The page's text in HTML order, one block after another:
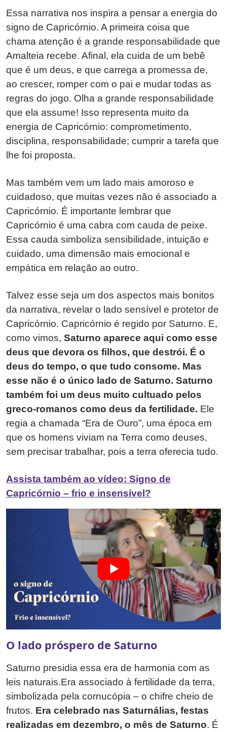
Essa narrativa nos inspira a pensar a energia do
signo de Capricórnio. A primeira coisa que
chama atenção é a grande responsabilidade que
Amalteia recebe. Afinal, ela cuida de um bebê
que é um deus, e que carrega a promessa de,
ao crescer, romper com o pai e mudar todas as
regras do jogo. Olha a grande responsabilidade
que ela assume! Isso representa muito da
energia de Capricórnio: comprometimento,
disciplina, responsabilidade; cumprir a tarefa que
lhe foi proposta.
Mas também vem um lado mais amoroso e
cuidadoso, que muitas vezes não é associado a
Capricórnio. É importante lembrar que
Capricórnio é uma cabra com cauda de peixe.
Essa cauda simboliza sensibilidade, intuição e
cuidado, uma dimensão mais emocional e
empática em relação ao outro.
Talvez esse seja um dos aspectos mais bonitos
da narrativa, revelar o lado sensível e protetor de
Capricórnio. Capricórnio é regido por Saturno. E,
como vimos, Saturno aparece aqui como esse
deus que devora os filhos, que destrói. É o
deus do tempo, o que tudo consome. Mas
esse não é o único lado de Saturno. Saturno
também foi um deus muito cultuado pelos
greco-romanos como deus da fertilidade. Ele
regia a chamada “Era de Ouro”, uma época em
que os homens viviam na Terra como deuses,
sem precisar trabalhar, pois a terra oferecia tudo.
Assista também ao vídeo: Signo de
Capricórnio – frio e insensível?
O lado próspero de Saturno
Saturno presidia essa era de harmonia com as
leis naturais.Era associado à fertilidade da terra,
simbolizada pela cornucópia – o chifre cheio de
frutos. Era celebrado nas Saturnálias, festas
realizadas em dezembro, o mês de Saturno. É